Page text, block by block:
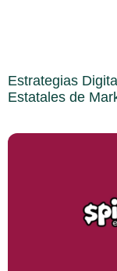
Estrategias
Estatales de